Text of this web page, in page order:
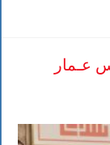
عـمار